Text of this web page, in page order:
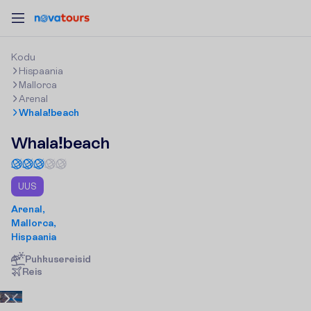
Kodu
Hispaania
Mallorca
Arenal
Whala!beach
Whala!beach
UUS
Arenal,
Mallorca,
Hispaania
Puhkusereisid
Reis